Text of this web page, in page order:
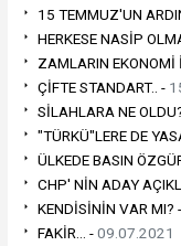
15 TEMMUZ'UN
HERKESE NASİP
ZAMLARIN EKONOMİ
ÇİFTE STANDART.. -
SİLAHLARA NE
"TÜRKÜ"LERE DE
ÜLKEDE BASIN
CHP' NİN ADAY
KENDİSİNİN VAR MI? -
FAKİR... -09.07.2021